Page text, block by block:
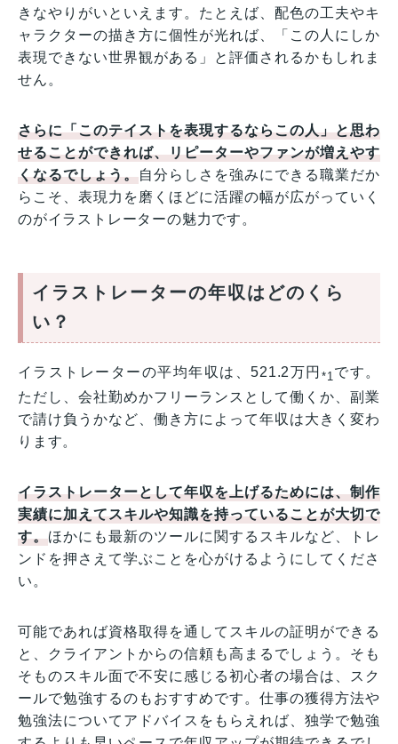
きなやりがいといえます。たとえば、配色の工夫やキ
ャラクターの描き方に個性が光れば、「この人にしか
表現できない世界観がある」と評価されるかもしれま
せん。
さらに「このテイストを表現するならこの人」と思わ
せることができれば、リピーターやファンが増えやす
くなるでしょう。自分らしさを強みにできる職業だか
らこそ、表現力を磨くほどに活躍の幅が広がっていく
のがイラストレーターの魅力です。
イラストレーターの年収はどのくら
い？
イラストレーターの平均年収は、521.2万円 *1です。
ただし、会社勤めかフリーランスとして働くか、副業
で請け負うかなど、働き方によって年収は大きく変わ
ります。
イラストレーターとして年収を上げるためには、制作
実績に加えてスキルや知識を持っていることが大切で
す。ほかにも最新のツールに関するスキルなど、トレ
ンドを押さえて学ぶことを心がけるようにしてくださ
い。
可能であれば資格取得を通してスキルの証明ができる
と、クライアントからの信頼も高まるでしょう。そも
そものスキル面で不安に感じる初心者の場合は、スク
ールで勉強するのもおすすめです。仕事の獲得方法や
勉強法についてアドバイスをもらえれば、独学で勉強